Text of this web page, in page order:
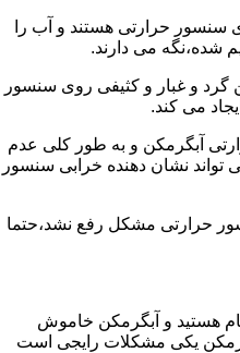
سنسور حرارتی هستند و آب را
شده،نگه می دارند.
گرد و غبار و کثیفی روی سنسور
می کند.
آبگرمکن و به طور کلی عدم
نشان دهنده خرابی سنسور
حرارتی مشکل رفع نشد،حتما
هستید و آبگرمکن خاموش
یکی مشکلات رایجی است